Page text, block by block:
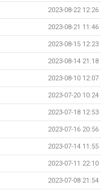
2023-08-22 12:26
2023-08-21 11:46
2023-08-15 12:23
2023-08-14 21:18
2023-08-10 12:07
2023-07-20 10:24
2023-07-18 12:53
2023-07-16 20:56
2023-07-14 11:55
2023-07-11 22:10
2023-07-08 21:54